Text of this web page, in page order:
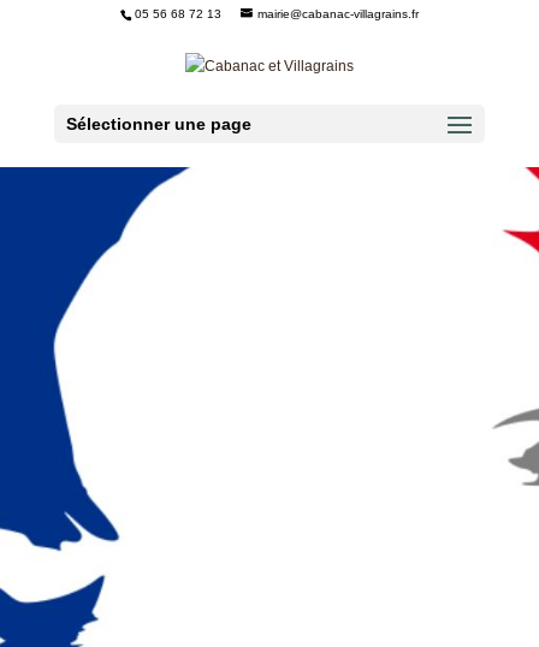
05 56 68 72 13 mairie@cabanac-villagrains.fr
Sélectionner une page